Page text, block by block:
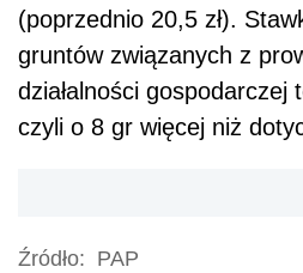
(poprzednio 20,5 zł).
gruntów związanych z
działalności gospodarczej
czyli o 8 gr więcej niż
Źródło: PAP